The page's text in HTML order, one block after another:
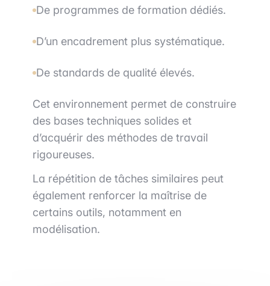
De programmes de formation dédiés.
D’un encadrement plus systématique.
De standards de qualité élevés.
Cet environnement permet de construire
des bases techniques solides et
d’acquérir des méthodes de travail
rigoureuses.
La répétition de tâches similaires peut
également renforcer la maîtrise de
certains outils, notamment en
modélisation.